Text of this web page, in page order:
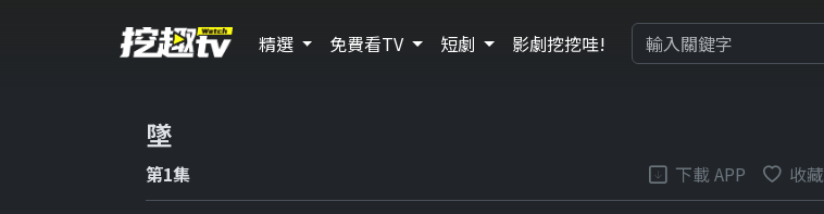
精選 免費看TV 短劇 影劇挖挖哇!
墜
第1集 下載 APP 收藏